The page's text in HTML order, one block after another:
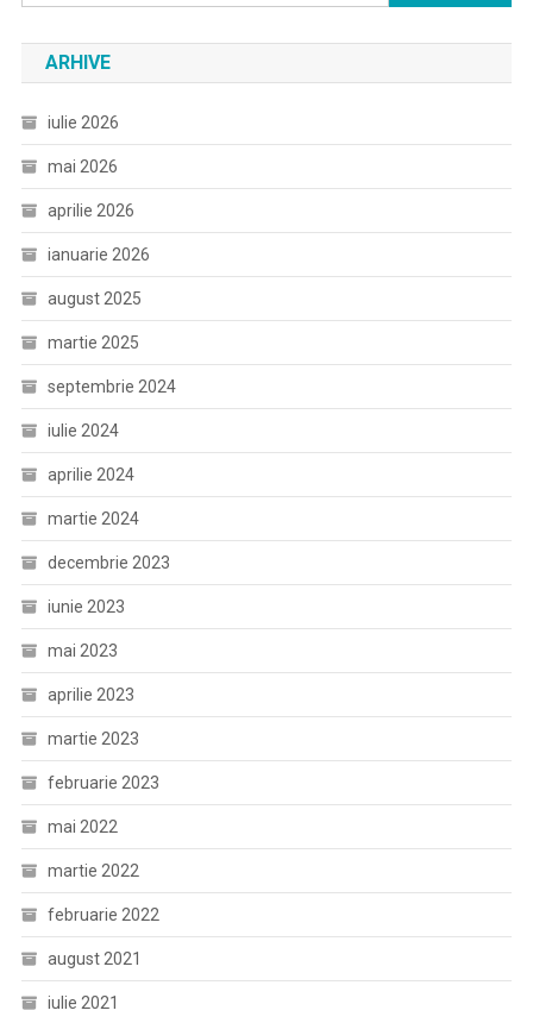
după:
ARHIVE
iulie 2026
mai 2026
aprilie 2026
ianuarie 2026
august 2025
martie 2025
septembrie 2024
iulie 2024
aprilie 2024
martie 2024
decembrie 2023
iunie 2023
mai 2023
aprilie 2023
martie 2023
februarie 2023
mai 2022
martie 2022
februarie 2022
august 2021
iulie 2021